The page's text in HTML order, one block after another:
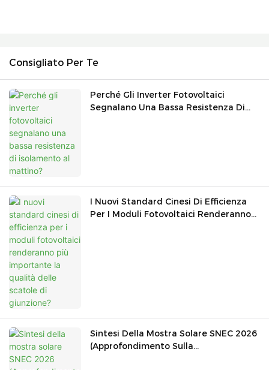
Consigliato Per Te
Perché Gli Inverter Fotovoltaici
Segnalano Una Bassa Resistenza Di
I Nuovi Standard Cinesi Di Efficienza
Per I Moduli Fotovoltaici Renderanno
Sintesi Della Mostra Solare SNEC 2026
(Approfondimento Sulla